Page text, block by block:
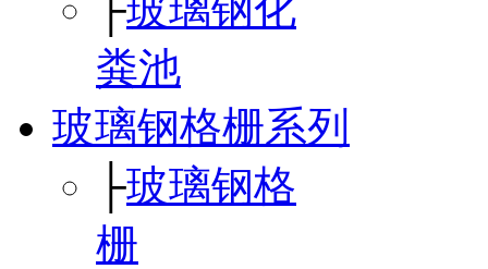
粪池
玻璃钢格栅系列
├玻璃钢格
栅